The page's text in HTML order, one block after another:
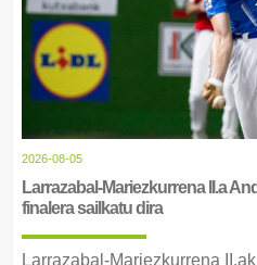
2026-08-05
Larrazabal-Mariezkurrena II.a
finalera sailkatu dira
Larrazabal-Mariezkurrena